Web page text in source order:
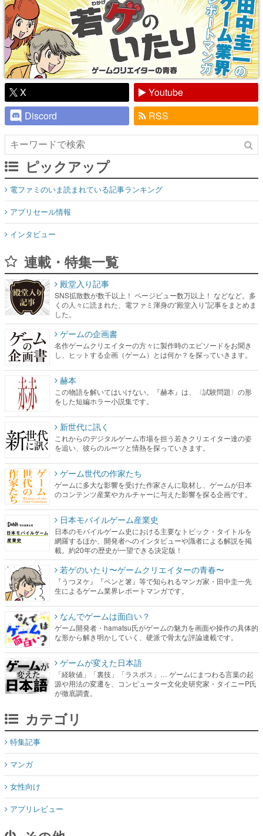
X
Youtube
Discord
RSS
ピックアップ
電ファミのいま読まれている記事ランキング
アプリセール情報
インタビュー
連載・特集一覧
殿堂入り記事
SNS拡散数が数千以上！ ページビュー数万以上！ などなど。多
くの人々に読まれた、電ファミ渾身の“殿堂入り”記事をまとめま
した。
ゲームの企画書
名作ゲームクリエイターの方々に製作時のエピソードをお聞き
し、ヒットする企画（ゲーム）とは何か？を探っていきます。
赫本
この物語を解いてはいけない。『赫本』は、〈試験問題〉の形
をした短編ホラー小説集です。
新世代に訊く
これからのデジタルゲーム市場を担う若きクリエイター達の姿
を追い、彼らのルーツと情熱を探っていきます。
ゲーム世代の作家たち
ゲームに多大な影響を受けた作家さんに取材し、ゲームが日本
のコンテンツ産業やカルチャーに与えた影響を探る企画です。
日本モバイルゲーム産業史
日本のモバイルゲーム史における主要なトピック・タイトルを
網羅するほか、開発者へのインタビューや識者による解説を掲
載。約20年の歴史が一望できる決定版！
若ゲのいたり〜ゲームクリエイターの青春〜
『うつヌケ』『ペンと箸』等で知られるマンガ家・田中圭一先
生によるゲーム業界レポートマンガです。
なんでゲームは面白い？
ゲーム開発者・hamatsu氏がゲームの魅力を画面や操作の具体的
な形から解き明かしていく、硬派で骨太な評論連載です。
ゲームが変えた日本語
「経験値」「裏技」「ラスボス」… ゲームにまつわる言葉の起
源や用法の変遷を、コンピューター文化史研究家・タイニーP氏
が徹底調査。
カテゴリ
特集記事
マンガ
女性向け
アプリレビュー